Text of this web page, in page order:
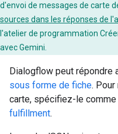
d'envoi de messages de carte
sources dans les réponses de
l'atelier de programmation
avec Gemini.
Dialogflow peut répondre
sous forme de fiche.
carte, spécifiez-le comme
fulfillment.